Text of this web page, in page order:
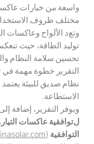
واسعة من خيارات
مختلف ظروف
وتعد الألواح وعاكسات
توليد الطاقة، حيث
تحسين سلامة النظام
التقرير خطوة مهمة في
نظام صديق للبيئة
الاستطاعة.
ويوفر التقرير، إضافة
لتوافقية عاكسات التيار
التوافقية (